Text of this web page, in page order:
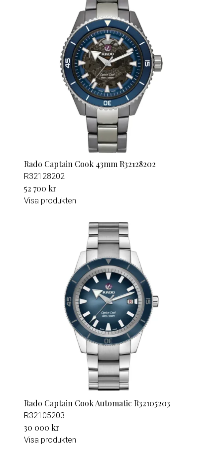
Rado Captain Cook 43mm R32128202
R32128202
52 700 kr
Visa produkten
Rado Captain Cook Automatic R32105203
R32105203
30 000 kr
Visa produkten